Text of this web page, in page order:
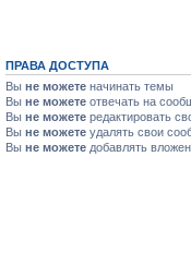
ПРАВА ДОСТУПА
Вы не можете начинать темы
Вы не можете отвечать на
Вы не можете редактировать
Вы не можете удалять свои
Вы не можете добавлять